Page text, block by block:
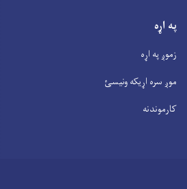
په اړه
زموږ په اړه
موږ سره اړیکه ونیسئ
کارموندنه